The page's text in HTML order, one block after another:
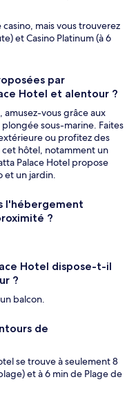
mais vous trouverez
et Casino Platinum (à 6
par
Hotel et alentour ?
vous grâce aux
sous-marine. Faites
ou profitez des
hôtel, notamment un
Palace Hotel propose
et un jardin.
l'hébergement
?
Hotel dispose-t-il
?
balcon.
de
se trouve à seulement 8
et à 6 min de Plage de